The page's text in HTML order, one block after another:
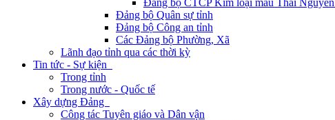
Đảng bộ CTCP Kim loại màu Thái
Đảng bộ Quân sự tỉnh
Đảng bộ Công an tỉnh
Các Đảng bộ Phường, Xã
Lãnh đạo tỉnh qua các thời kỳ
Tin tức - Sự kiện
Trong tỉnh
Trong nước - Quốc tế
Xây dựng Đảng
Công tác Tuyên giáo và Dân vận